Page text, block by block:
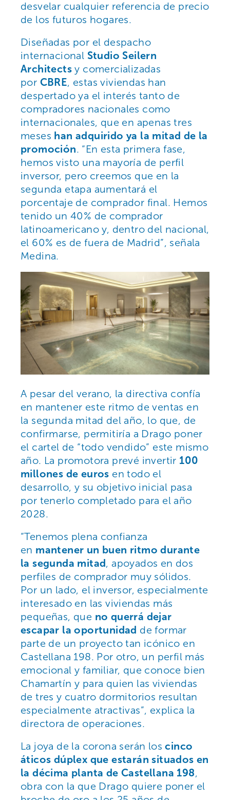
desvelar cualquier referencia de precio
de los futuros hogares.
Diseñadas por el despacho
internacional Studio Seilern
Architects y comercializadas
por CBRE, estas viviendas han
despertado ya el interés tanto de
compradores nacionales como
internacionales, que en apenas tres
meses han adquirido ya la mitad de la
promoción. “En esta primera fase,
hemos visto una mayoría de perfil
inversor, pero creemos que en la
segunda etapa aumentará el
porcentaje de comprador final. Hemos
tenido un 40% de comprador
latinoamericano y, dentro del nacional,
el 60% es de fuera de Madrid”, señala
Medina.
A pesar del verano, la directiva confía
en mantener este ritmo de ventas en
la segunda mitad del año, lo que, de
confirmarse, permitiría a Drago poner
el cartel de “todo vendido” este mismo
año. La promotora prevé invertir 100
millones de euros en todo el
desarrollo, y su objetivo inicial pasa
por tenerlo completado para el año
2028.
“Tenemos plena confianza
en mantener un buen ritmo durante
la segunda mitad, apoyados en dos
perfiles de comprador muy sólidos.
Por un lado, el inversor, especialmente
interesado en las viviendas más
pequeñas, que no querrá dejar
escapar la oportunidad de formar
parte de un proyecto tan icónico en
Castellana 198. Por otro, un perfil más
emocional y familiar, que conoce bien
Chamartín y para quien las viviendas
de tres y cuatro dormitorios resultan
especialmente atractivas”, explica la
directora de operaciones.
La joya de la corona serán loscinco
áticos dúplex que estarán situados en
la décima planta de Castellana 198,
obra con la que Drago quiere poner el